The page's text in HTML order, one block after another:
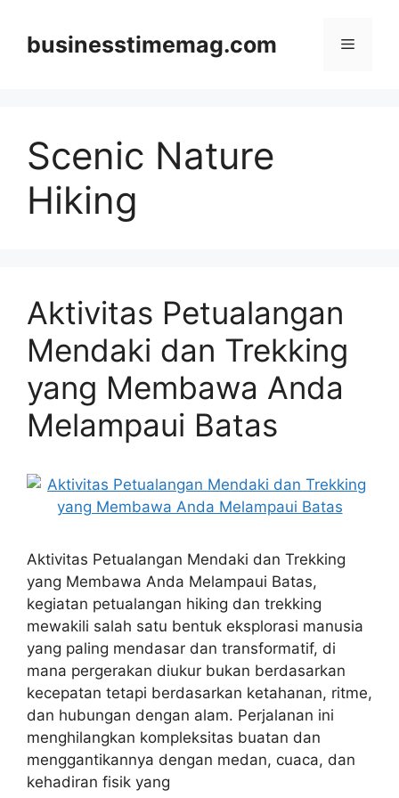
contentbusinesstimemag.com Menu
Scenic Nature
Hiking
Aktivitas Petualangan
Mendaki dan Trekking
yang Membawa Anda
Melampaui Batas
Aktivitas Petualangan Mendaki dan Trekking
yang Membawa Anda Melampaui Batas,
kegiatan petualangan hiking dan trekking
mewakili salah satu bentuk eksplorasi manusia
yang paling mendasar dan transformatif, di
mana pergerakan diukur bukan berdasarkan
kecepatan tetapi berdasarkan ketahanan, ritme,
dan hubungan dengan alam. Perjalanan ini
menghilangkan kompleksitas buatan dan
menggantikannya dengan medan, cuaca, dan
kehadiran fisik yang